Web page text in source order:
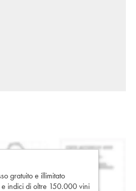
gratuito e illimitato
e indici di oltre 150.000 vini